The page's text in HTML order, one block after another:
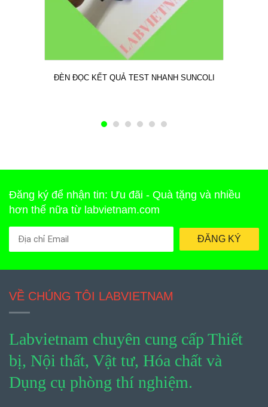
ĐÈN ĐỌC KẾT QUẢ TEST NHANH SUNCOLI
Đăng ký để nhận tin: Ưu đãi - Quà tặng và nhiều
hơn thế nữa từ labvietnam.com
ĐĂNG KÝ
VỀ CHÚNG TÔI LABVIETNAM
Labvietnam chuyên cung cấp Thiết
bị, Nội thất, Vật tư, Hóa chất và
Dụng cụ phòng thí nghiệm.